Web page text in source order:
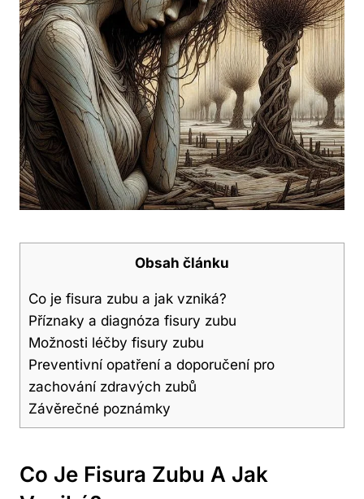
Obsah článku
Co je fisura zubu a jak vzniká?
Příznaky a diagnóza fisury zubu
Možnosti léčby fisury zubu
Preventivní opatření a doporučení pro
zachování zdravých zubů
Závěrečné poznámky
Co Je Fisura Zubu A Jak